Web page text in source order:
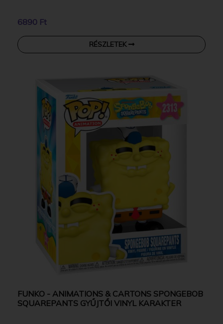
6890 Ft
RÉSZLETEK
FUNKO - ANIMATIONS & CARTONS SPONGEBOB
SQUAREPANTS GYŰJTŐI VINYL KARAKTER